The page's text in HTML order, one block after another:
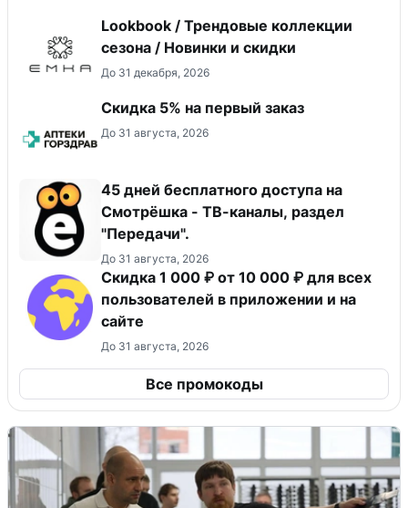
Lookbook / Трендовые коллекции
сезона / Новинки и скидки
До 31 декабря, 2026
Скидка 5% на первый заказ
До 31 августа, 2026
45 дней бесплатного доступа на
Смотрёшка - ТВ-каналы, раздел
"Передачи".
До 31 августа, 2026
Скидка 1 000 ₽ от 10 000 ₽ для всех
пользователей в приложении и на
сайте
До 31 августа, 2026
Все промокоды